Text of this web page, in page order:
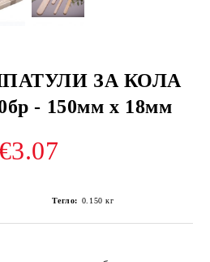
ЗА КОЛА
- 150мм х 18мм
Тегло: 0.150 кг